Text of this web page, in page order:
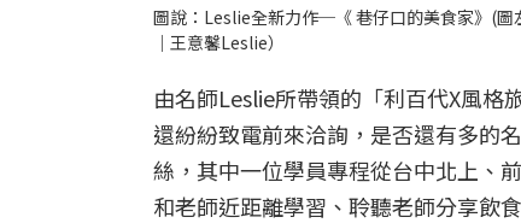
圖說：Leslie全新力作─《 巷仔口的美食家》(圖
｜王意馨Leslie）
由名師Leslie所帶領的「利百代X風格
還紛紛致電前來洽詢，是否還有多的
絲，其中一位學員專程從台中北上、
和老師近距離學習、聆聽老師分享飲